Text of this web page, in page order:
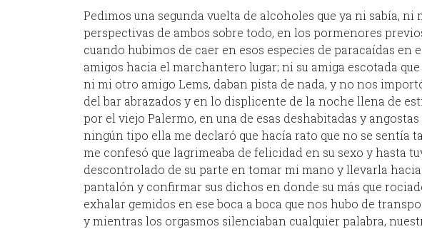
Pedimos una segunda vuelta de alcoholes que ya ni sabía, ni
perspectivas de ambos sobre todo, en los pormenores
cuando hubimos de caer en esos especies de paracaídas en
amigos hacia el marchantero lugar; ni su amiga escotada
ni mi otro amigo Lems, daban pista de nada, y no nos
del bar abrazados y en lo displicente de la noche llena de
por el viejo Palermo, en una de esas deshabitadas y
ningún tipo ella me declaró que hacía rato que no se sentía
me confesó que lagrimeaba de felicidad en su sexo y hasta
descontrolado de su parte en tomar mi mano y llevarla
pantalón y confirmar sus dichos en donde su más que
exhalar gemidos en ese boca a boca que nos hubo de
y mientras los orgasmos silenciaban cualquier palabra,